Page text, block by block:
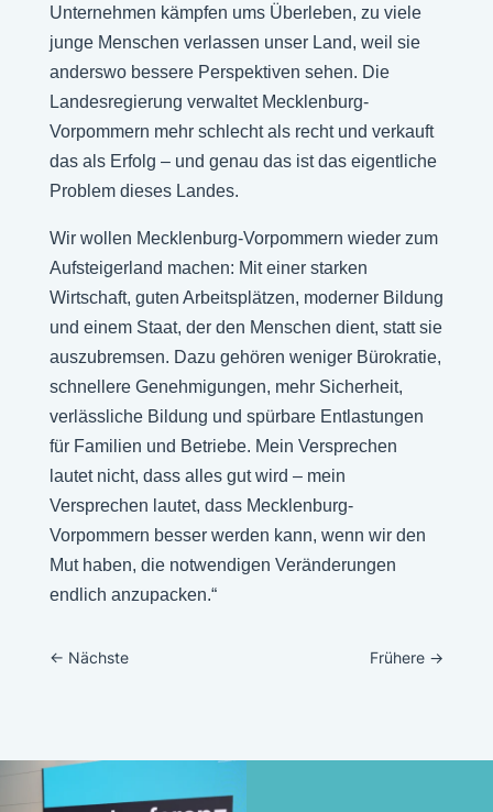
Unternehmen kämpfen ums Überleben, zu viele
junge Menschen verlassen unser Land, weil sie
anderswo bessere Perspektiven sehen. Die
Landesregierung verwaltet Mecklenburg-
Vorpommern mehr schlecht als recht und verkauft
das als Erfolg – und genau das ist das eigentliche
Problem dieses Landes.
Wir wollen Mecklenburg-Vorpommern wieder zum
Aufsteigerland machen: Mit einer starken
Wirtschaft, guten Arbeitsplätzen, moderner Bildung
und einem Staat, der den Menschen dient, statt sie
auszubremsen. Dazu gehören weniger Bürokratie,
schnellere Genehmigungen, mehr Sicherheit,
verlässliche Bildung und spürbare Entlastungen
für Familien und Betriebe. Mein Versprechen
lautet nicht, dass alles gut wird – mein
Versprechen lautet, dass Mecklenburg-
Vorpommern besser werden kann, wenn wir den
Mut haben, die notwendigen Veränderungen
endlich anzupacken.“
← Nächste Frühere →